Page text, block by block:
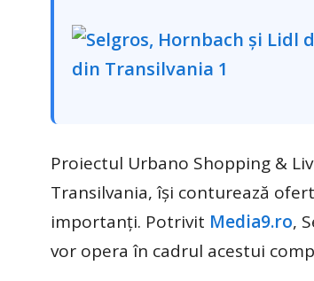
Proiectul Urbano Shopping &
Transilvania, își conturează
importanți. Potrivit Media9.ro,
vor opera în cadrul acestui